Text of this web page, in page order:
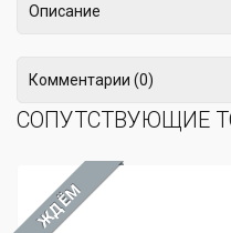
Описание
Комментарии (0)
СОПУТСТВУЮЩИЕ
ЖДЁМ